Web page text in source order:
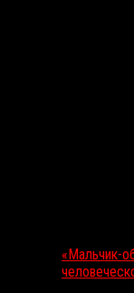
«Мальчик-